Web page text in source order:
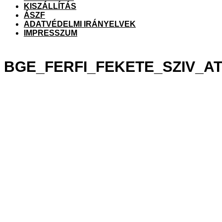
KISZÁLLÍTÁS
ÁSZF
ADATVÉDELMI IRÁNYELVEK
IMPRESSZUM